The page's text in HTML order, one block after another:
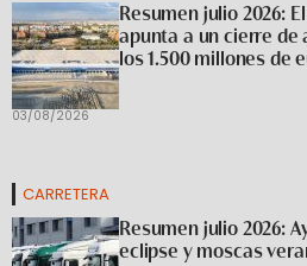
Resumen julio 2026:
apunta a un cierre de
los 1.500 millones de
03/08/2026
CARRETERA
Resumen julio 2026:
eclipse y moscas